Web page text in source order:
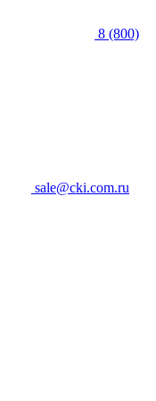
8 (800)
sale@cki.com.ru